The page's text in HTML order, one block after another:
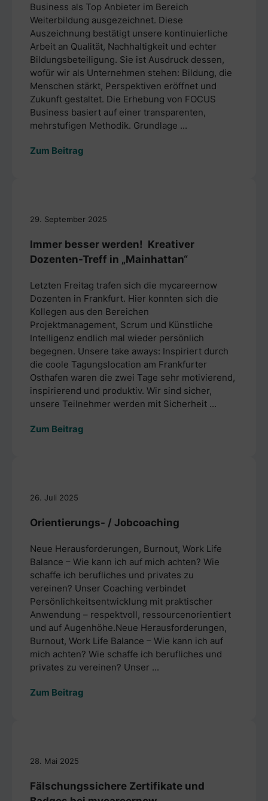
Business als Top Anbieter im Bereich
Weiterbildung ausgezeichnet. Diese
Auszeichnung bestätigt unsere kontinuierliche
Arbeit an Qualität, Nachhaltigkeit und echter
Bildungsbeteiligung. Sie ist Ausdruck dessen,
wofür wir als Unternehmen stehen: Bildung, die
Menschen stärkt, Perspektiven eröffnet und
Zukunft gestaltet. Die Erhebung von FOCUS
Business basiert auf einer transparenten,
mehrstufigen Methodik. Grundlage ...
Zum Beitrag
29. September 2025
Immer besser werden! Kreativer
Dozenten-Treff in „Mainhattan“
Letzten Freitag trafen sich die mycareernow
Dozenten in Frankfurt. Hier konnten sich die
Kollegen aus den Bereichen
Projektmanagement, Scrum und Künstliche
Intelligenz endlich mal wieder persönlich
begegnen. Unsere take aways: Inspiriert durch
die coole Tagungslocation am Frankfurter
Osthafen waren die zwei Tage sehr motivierend,
inspirierend und produktiv. Wir sind sicher,
unsere Teilnehmer werden mit Sicherheit ...
Zum Beitrag
26. Juli 2025
Orientierungs- / Jobcoaching
Neue Herausforderungen, Burnout, Work Life
Balance – Wie kann ich auf mich achten? Wie
schaffe ich berufliches und privates zu
vereinen? Unser Coaching verbindet
Persönlichkeitsentwicklung mit praktischer
Anwendung – respektvoll, ressourcenorientiert
und auf Augenhöhe.Neue Herausforderungen,
Burnout, Work Life Balance – Wie kann ich auf
mich achten? Wie schaffe ich berufliches und
privates zu vereinen? Unser ...
Zum Beitrag
28. Mai 2025
Fälschungssichere Zertifikate und